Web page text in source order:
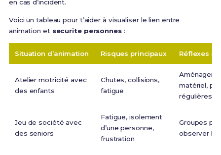
en cas d’incident.
Voici un tableau pour t’aider à visualiser le lien entre
animation et securite personnes:
Situation d’animation Risques principaux Réflexes
Atelier motricité avec
des enfants
Chutes, collisions,
fatigue
Aménager
matériel,
régulières
Jeu de société avec
des seniors
Fatigue, isolement
d’une personne,
frustration
Groupes
observer